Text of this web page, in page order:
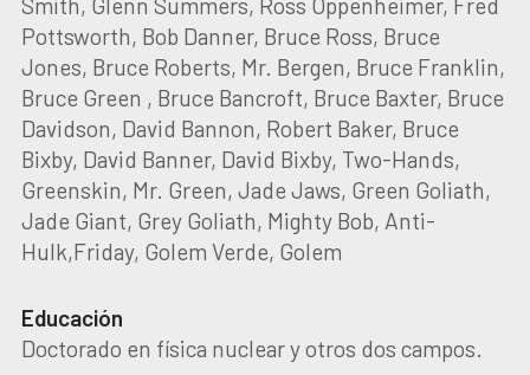
Pottsworth, Bob Danner, Bruce Ross, Bruce
Jones, Bruce Roberts, Mr. Bergen, Bruce Franklin,
Bruce Green , Bruce Bancroft, Bruce Baxter, Bruce
Davidson, David Bannon, Robert Baker, Bruce
Bixby, David Banner, David Bixby, Two-Hands,
Greenskin, Mr. Green, Jade Jaws, Green Goliath,
Jade Giant, Grey Goliath, Mighty Bob, Anti-
Hulk,Friday, Golem Verde, Golem
Educación
Doctorado en física nuclear y otros dos campos.